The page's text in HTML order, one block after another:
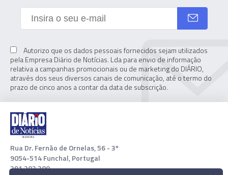
Autorizo que os dados pessoais fornecidos sejam utilizados
pela Empresa Diário de Notícias. Lda para envio de informação
relativa a campanhas promocionais ou de marketing do DIÁRIO,
através dos seus diversos canais de comunicação, até o termo do
prazo de cinco anos a contar da data de subscrição.
Rua Dr. Fernão de Ornelas, 56 - 3º
9054-514 Funchal, Portugal
291 202 300